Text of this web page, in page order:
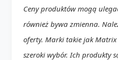
Ceny produktów mogą
również bywa zmienna.
oferty. Marki takie jak Matrix
szeroki wybór. Ich produkty